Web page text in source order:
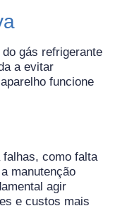
gás refrigerante
a evitar
funcione
falhas, como falta
manutenção
agir
e custos mais